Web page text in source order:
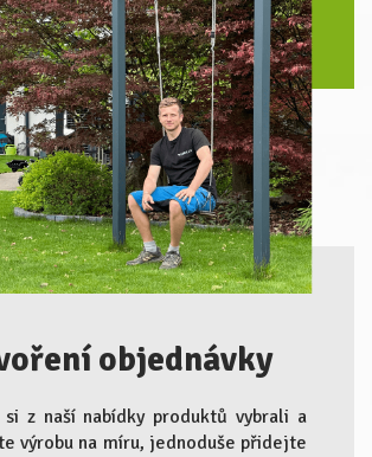
objednávky
z naší nabídky produktů vybrali a
výrobu na míru, jednoduše přidejte